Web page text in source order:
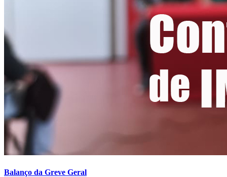
Balanço da Greve Geral